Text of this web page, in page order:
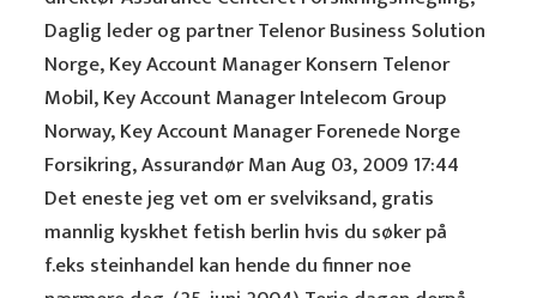
Daglig leder og partner Telenor Business Solution
Norge, Key Account Manager Konsern Telenor
Mobil, Key Account Manager Intelecom Group
Norway, Key Account Manager Forenede Norge
Forsikring, Assurandør Man Aug 03, 2009 17:44
Det eneste jeg vet om er svelviksand, gratis
mannlig kyskhet fetish berlin hvis du søker på
f.eks steinhandel kan hende du finner noe